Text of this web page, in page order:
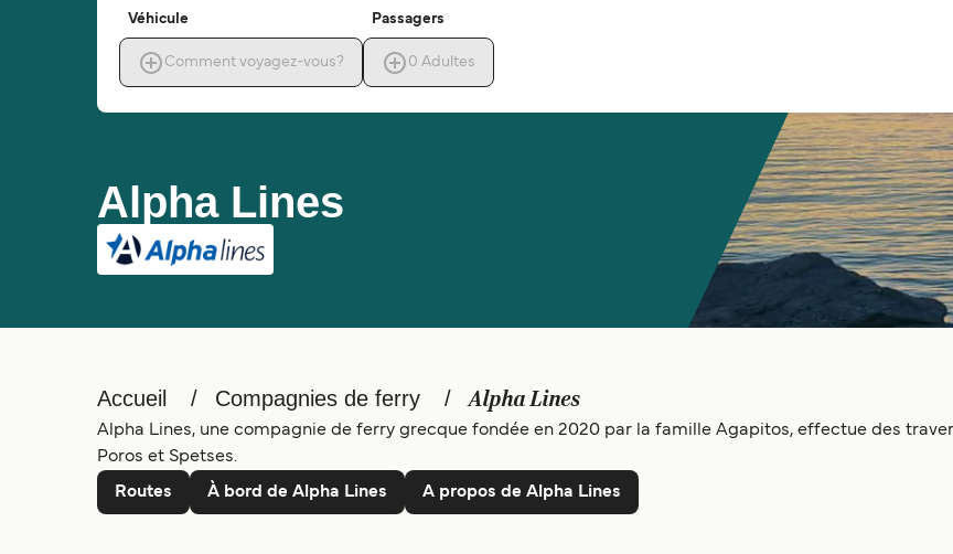
Alpha Lines
Véhicule
Comment voyagez-vous?
Passagers
0 Adultes
Accueil Compagnies de ferry Alpha Lines
Alpha Lines, une compagnie de ferry grecque fondée en 2020 par la famille Agapitos, effectue des
Poros et Spetses.
Routes À bord de Alpha Lines A propos de Alpha Lines